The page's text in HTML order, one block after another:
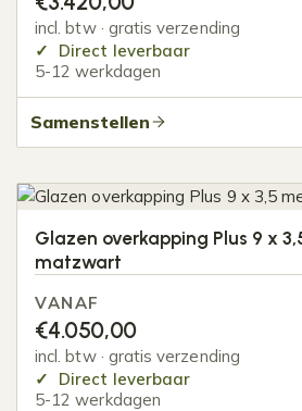
incl. btw · gratis verzending
Direct leverbaar
5-12 werkdagen
Samenstellen
Glazen overkapping Plus 9 x
matzwart
VANAF
€4.050,00
incl. btw · gratis verzending
Direct leverbaar
5-12 werkdagen